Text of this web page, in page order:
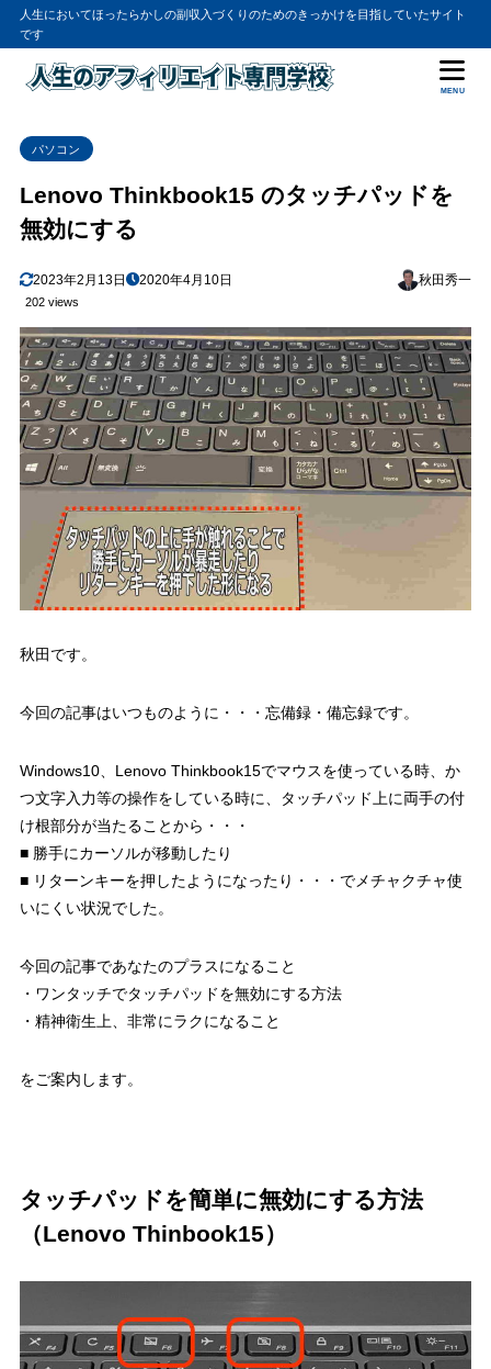
人生においてほったらかしの副収入づくりのためのきっかけを目指していたサイト
です
MENU
パソコン
Lenovo Thinkbook15 のタッチパッドを
無効にする
2023年2月13日 2020年4月10日 秋田秀一
202 views
秋田です。
今回の記事はいつものように・・・忘備録・備忘録です。
Windows10、Lenovo Thinkbook15でマウスを使っている時、か
つ文字入力等の操作をしている時に、タッチパッド上に両手の付
け根部分が当たることから・・・
■ 勝手にカーソルが移動したり
■ リターンキーを押したようになったり・・・でメチャクチャ使
いにくい状況でした。
今回の記事であなたのプラスになること
・ワンタッチでタッチパッドを無効にする方法
・精神衛生上、非常にラクになること
をご案内します。
タッチパッドを簡単に無効にする方法
（Lenovo Thinbook15）